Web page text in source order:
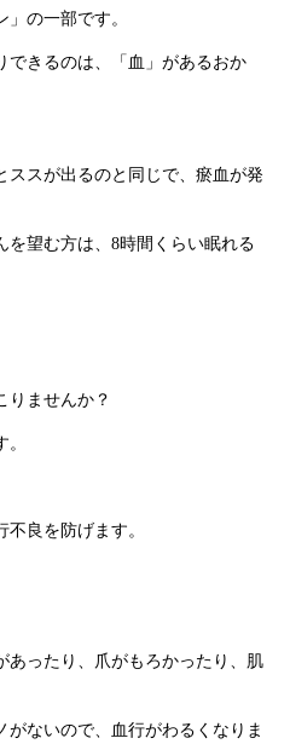
を探す
イベント・講座
の一部です。
できるのは、「血」があるおか
ススが出るのと同じで、瘀血が発
を望む方は、8時間くらい眠れる
りませんか？
良を防げます。
あったり、爪がもろかったり、肌
がないので、血行がわるくなりま